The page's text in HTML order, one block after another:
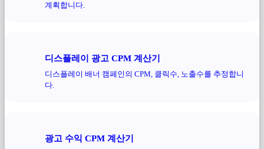
계획합니다.
디스플레이 광고 CPM 계산기
디스플레이 배너 캠페인의 CPM, 클릭수, 노출수를 추정합니
다.
광고 수익 CPM 계산기